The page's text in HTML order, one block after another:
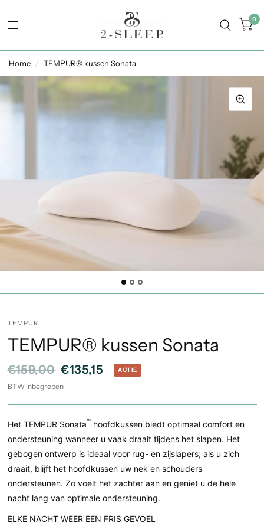
0
Home / TEMPUR® kussen Sonata
TEMPUR
TEMPUR® kussen Sonata
€159,00 €135,15 ACTIE
BTW inbegrepen
Het TEMPUR Sonata™ hoofdkussen biedt optimaal comfort en
ondersteuning wanneer u vaak draait tijdens het slapen. Het
gebogen ontwerp is ideaal voor rug- en zijslapers; als u zich
draait, blijft het hoofdkussen uw nek en schouders
ondersteunen. Zo voelt het zachter aan en geniet u de hele
nacht lang van optimale ondersteuning.
ELKE NACHT WEER EEN FRIS GEVOEL